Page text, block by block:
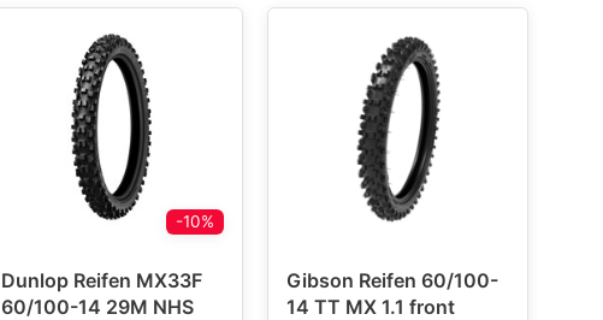
-10%
Dunlop Reifen MX33F
60/100-14 29M NHS
Gibson Reifen 60/100-
14 TT MX 1.1 front